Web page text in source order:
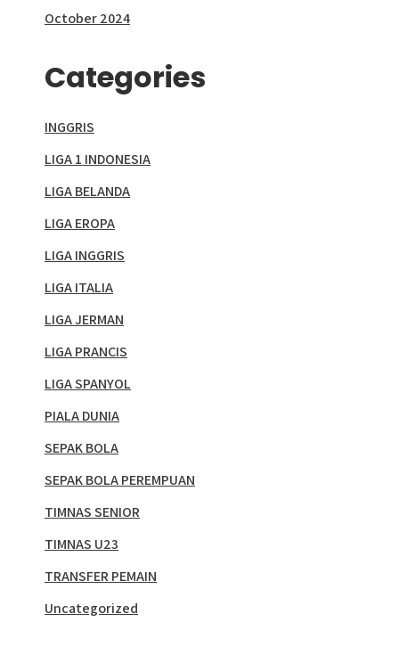
October 2024
Categories
INGGRIS
LIGA 1 INDONESIA
LIGA BELANDA
LIGA EROPA
LIGA INGGRIS
LIGA ITALIA
LIGA JERMAN
LIGA PRANCIS
LIGA SPANYOL
PIALA DUNIA
SEPAK BOLA
SEPAK BOLA PEREMPUAN
TIMNAS SENIOR
TIMNAS U23
TRANSFER PEMAIN
Uncategorized